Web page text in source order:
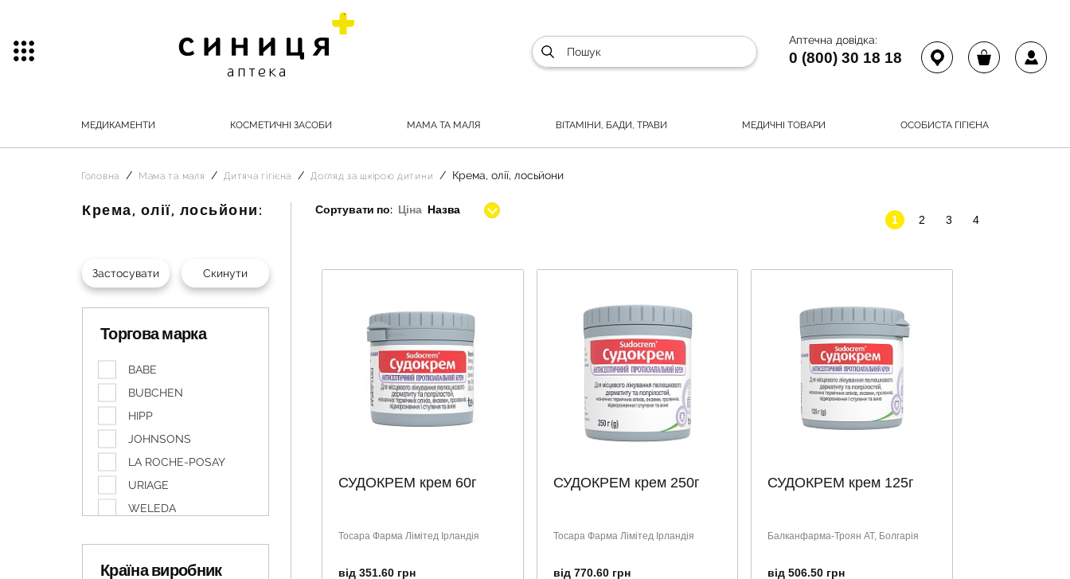
Аптечна довідка:
0 (800) 30 18 18
МЕДИКАМЕНТИ КОСМЕТИЧНІ ЗАСОБИ МАМА ТА МАЛЯ ВІТАМІНИ, БАДИ, ТРАВИ МЕДИЧНІ ТОВАРИ ОСОБИСТА ГІГІЄНА
Головна Мама та маля Дитяча гігієна Догляд за шкірою дитини Крема, олії, лосьйони
Крема, олії, лосьйони:
Торгова марка
BABE
BUBCHEN
HIPP
JOHNSONS
LA ROCHE-POSAY
URIAGE
WELEDA
Країна виробник
Сортувати по: Ціна Назва
1
2 3 4
СУДОКРЕМ крем 60г
Тосара Фарма Лімітед Ірландія
від 351.60 грн
СУДОКРЕМ крем 250г
Тосара Фарма Лімітед Ірландія
від 770.60 грн
СУДОКРЕМ крем 125г
Балканфарма-Троян АТ, Болгарія
від 506.50 грн